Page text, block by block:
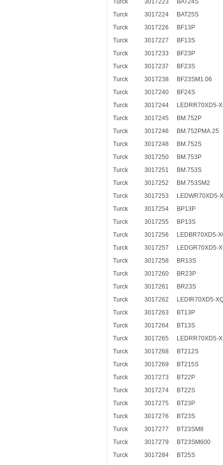
Turck
3017223
BAT24S
Turck
3017224
BAT25S
Turck
3017226
BF13P
Turck
3017227
BF13S
Turck
3017233
BF23P
Turck
3017237
BF23S
Turck
3017238
BF23SM1.06
Turck
3017240
BF24S
Turck
3017244
LEDRR70XD5-
Turck
3017245
BM.752P
Turck
3017246
BM.752PMA.25
Turck
3017248
BM.752S
Turck
3017250
BM.753P
Turck
3017251
BM.753S
Turck
3017252
BM.753SM2
Turck
3017253
LEDWR70XD5-
Turck
3017254
BP13P
Turck
3017255
BP13S
Turck
3017256
LEDBR70XD5-
Turck
3017257
LEDGR70XD5-
Turck
3017258
BR13S
Turck
3017260
BR23P
Turck
3017261
BR23S
Turck
3017262
LEDIR70XD5-
Turck
3017263
BT13P
Turck
3017264
BT13S
Turck
3017265
LEDRR70XD5-
Turck
3017268
BT212S
Turck
3017269
BT215S
Turck
3017273
BT22P
Turck
3017274
BT22S
Turck
3017275
BT23P
Turck
3017276
BT23S
Turck
3017277
BT23SM8
Turck
3017279
BT23SM600
Turck
3017284
BT25S